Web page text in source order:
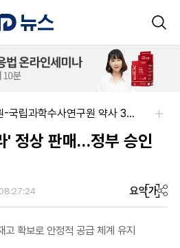
-동성제약 아산공장 약사 채용
국립과학수사연구원-국립과학수사연구원 약사 3명 채용
' 정상 판매…정부 승인
요약가
고 확보로 안정적 공급 체계 유지